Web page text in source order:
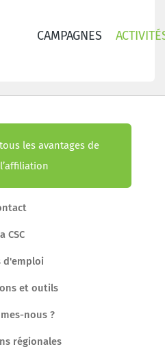
CAMPAGNES
les avantages de
l’affiliation
CSC
d'emploi
et outils
nous ?
régionales